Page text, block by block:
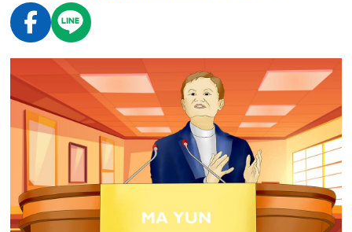
英文檢定
TOEIC 多益課程
IELTS 雅思課程
GEPT 全民英檢課程
TOEFL 托福課程
自然發音
英文聽力養成
開口溜英文
旅遊英文
特色課程
主題課程
英語俱樂部
ECAM
線上真人
日語
韓語
更多
一對一家教
英文部落格
影音學英文
英文能力測驗
師資團隊
學習分享
學員故事
學員讚出來
校園贊助
企業服務
Recruiting